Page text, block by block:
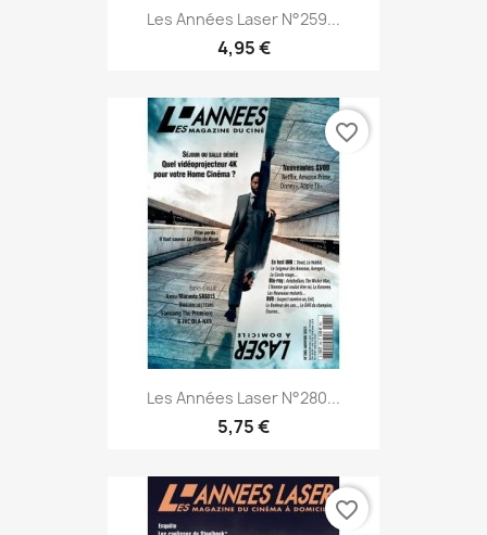
Les Années Laser N°259...
4,95 €
Les Années Laser N°280...
5,75 €
favorite_border
favorite_border